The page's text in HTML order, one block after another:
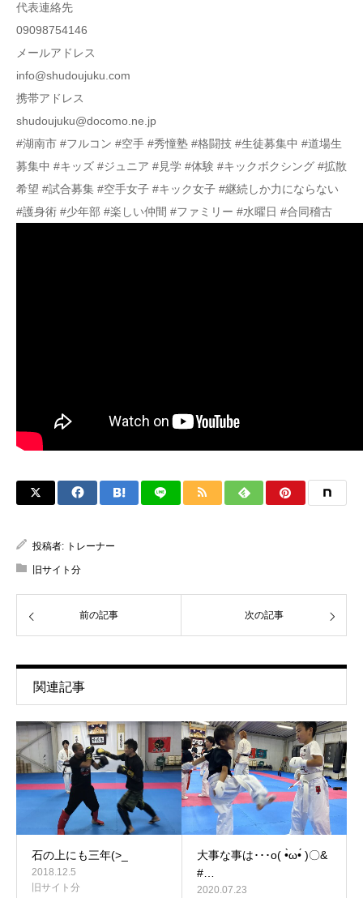
代表連絡先
09098754146
メールアドレス
info@shudoujuku.com
携帯アドレス
shudoujuku@docomo.ne.jp
#湖南市 #フルコン #空手 #秀憧塾 #格闘技 #生徒募集中 #道場生
募集中 #キッズ #ジュニア #見学 #体験 #キックボクシング #拡散
希望 #試合募集 #空手女子 #キック女子 #継続しか力にならない
#護身術 #少年部 #楽しい仲間 #ファミリー #水曜日 #合同稽古
投稿者: トレーナー
旧サイト分
前の記事 次の記事
関連記事
石の上にも三年(>_
2018.12.5
旧サイト分
大事な事は･･･o( •̀ω•́ )〇&
#…
2020.07.23